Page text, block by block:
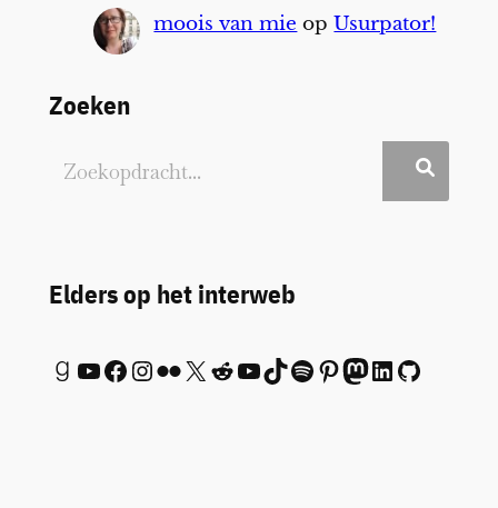
moois van mie opUsurpator!
Zoeken
Elders op het interweb
Goodreads YouTube Facebook InstagramFlickr X Reddit YouTube TikTok Spotify Pinterest Mastodon LinkedIn GitHub